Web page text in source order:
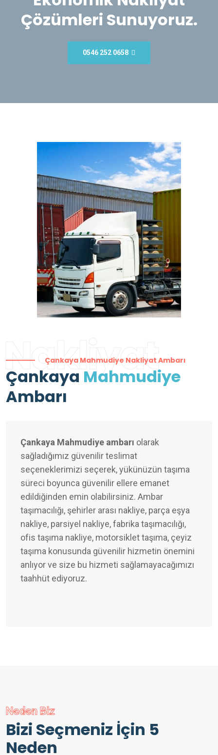
Çözümleri Sunuyoruz.
0546 252 0658
Nakliyat
Çankaya Mahmudiye Nakliyat Ambarı
Çankaya Mahmudiye
Ambarı
Çankaya Mahmudiye ambarı olarak
sağladığımız güvenilir teslimat
seçeneklerimizi seçerek, yükünüzün taşıma
süreci boyunca güvenilir ellere emanet
edildiğinden emin olabilirsiniz. Ambar
taşımacılığı, şehirler arası nakliye, parça eşya
nakliye, parsiyel nakliye, fabrika taşımacılığı,
ofis taşıma nakliye, motorsiklet taşıma, çeyiz
taşıma konusunda güvenilir hizmetin önemini
anlıyor ve size bu hizmeti sağlamayacağımızı
taahhüt ediyoruz.
Neden Biz
Bizi Seçmeniz İçin 5
Neden